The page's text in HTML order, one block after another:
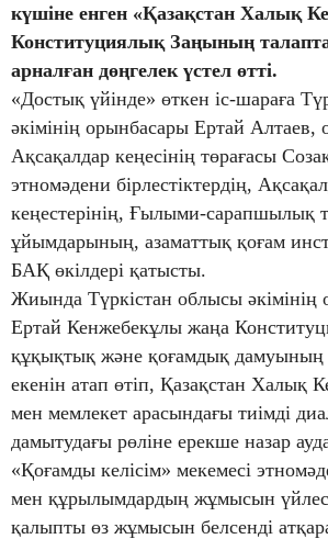
күшіне енген «Қазақстан Халық
Конституциялық Заңының
арналған дөңгелек үстел өтті.
«Достық үйінде» өткен іс-шараға
әкімінің орынбасары Ертай Алтаев,
Ақсақалдар кеңесінің төрағасы
этномәдени бірлестіктердің,
кеңестерінің, Ғылыми-сарапшылық
ұйымдарының, азаматтық қоғам
БАҚ өкілдері қатысты.
Жиында Түркістан облысы әкімінің
Ертай Кенжебекұлы жаңа
құқықтық және қоғамдық дамуының
екенін атап өтіп, Қазақстан Халық
мен мемлекет арасындағы тиімді
дамытудағы рөліне ерекше назар
«Қоғамды келісім» мекемесі
мен құрылымдардың жұмысын
қалыпты өз жұмысын белсенді атқара